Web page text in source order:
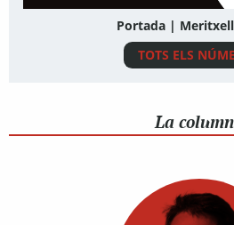
Portada |
TOTS ELS
La